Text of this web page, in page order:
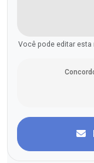
Você pode editar esta